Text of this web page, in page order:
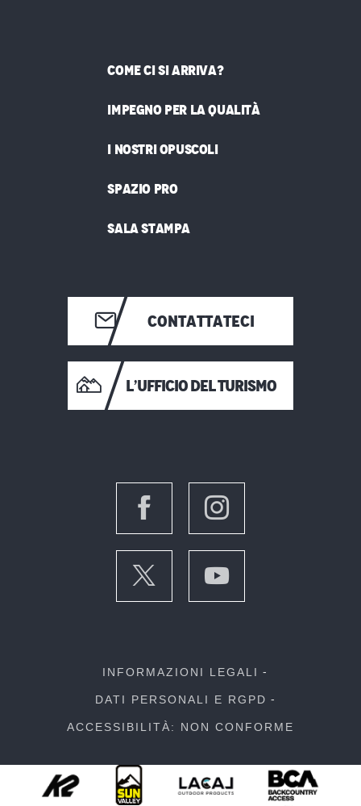
COME CI SI ARRIVA?
IMPEGNO PER LA QUALITÀ
I NOSTRI OPUSCOLI
SPAZIO PRO
SALA STAMPA
CONTATTATECI
L’UFFICIO DEL TURISMO
INFORMAZIONI LEGALI
DATI PERSONALI E RGPD
ACCESSIBILITÀ: NON CONFORME